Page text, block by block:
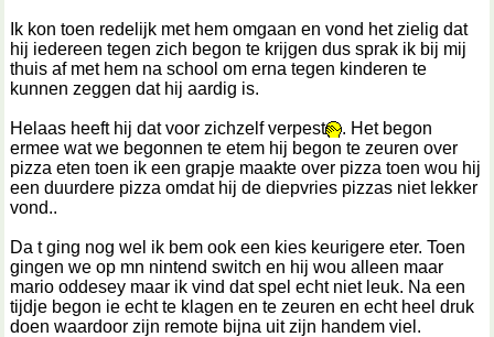
Ik kon toen redelijk met hem omgaan en vond het zielig dat
hij iedereen tegen zich begon te krijgen dus sprak ik bij mij
thuis af met hem na school om erna tegen kinderen te
kunnen zeggen dat hij aardig is.
Helaas heeft hij dat voor zichzelf verpest
. Het begon
ermee wat we begonnen te etem hij begon te zeuren over
pizza eten toen ik een grapje maakte over pizza toen wou hij
een duurdere pizza omdat hij de diepvries pizzas niet lekker
vond..
Da t ging nog wel ik bem ook een kies keurigere eter. Toen
gingen we op mn nintend switch en hij wou alleen maar
mario oddesey maar ik vind dat spel echt niet leuk. Na een
tijdje begon ie echt te klagen en te zeuren en echt heel druk
doen waardoor zijn remote bijna uit zijn handem viel.